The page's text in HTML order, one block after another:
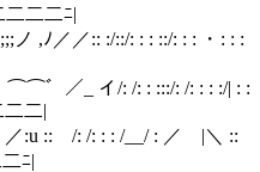
二二二ﾆ|
／:: :/::/: : : ::/: : : ・ : : :
/: /: : :::/: /: : : :/| : :
二|
/: : : /__/ : ／ |＼ ::
ﾆ|